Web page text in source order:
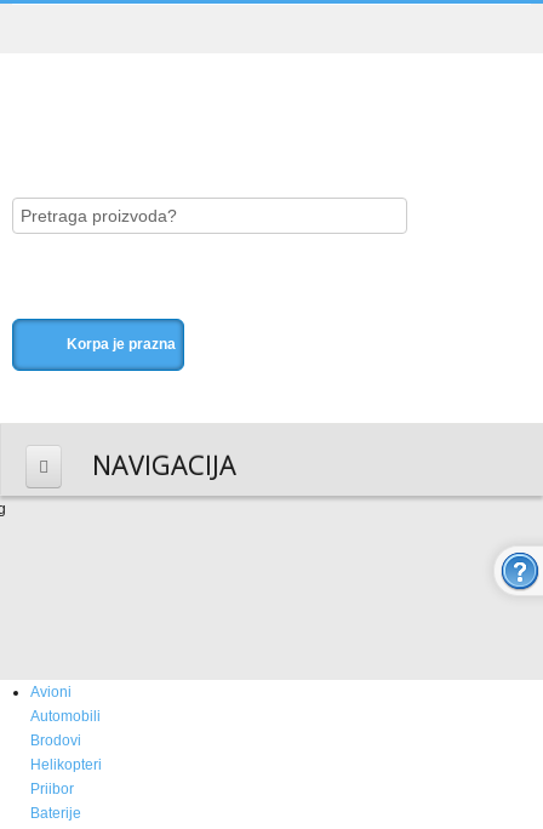
Korpa je prazna
NAVIGACIJA
Aktuelno
ONLINE SHOP
MULTICOPTER
Avioni
Automobili
Brodovi
Helikopteri
Priibor
Baterije